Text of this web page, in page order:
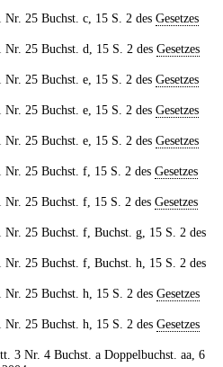
25 Buchst. c, 15 S. 2 des Gesetzes
25 Buchst. d, 15 S. 2 des Gesetzes
25 Buchst. e, 15 S. 2 des Gesetzes
25 Buchst. e, 15 S. 2 des Gesetzes
Nr. 25 Buchst. e, 15 S. 2 des Gesetzes
25 Buchst. f, 15 S. 2 des Gesetzes
25 Buchst. f, 15 S. 2 des Gesetzes
25 Buchst. f, Buchst. g, 15 S. 2 des
25 Buchst. f, Buchst. h, 15 S. 2 des
25 Buchst. h, 15 S. 2 des Gesetzes
25 Buchst. h, 15 S. 2 des Gesetzes
3 Nr. 4 Buchst. a Doppelbuchst. aa, 6